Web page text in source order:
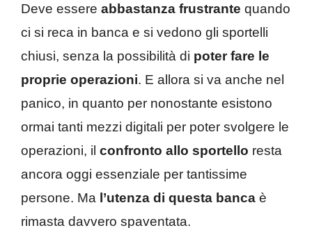
Deve essere abbastanza frustrante quando
ci si reca in banca e si vedono gli sportelli
chiusi, senza la possibilità di poter fare le
proprie operazioni. E allora si va anche nel
panico, in quanto per nonostante esistono
ormai tanti mezzi digitali per poter svolgere le
operazioni, il confronto allo sportello resta
ancora oggi essenziale per tantissime
persone. Ma l’utenza di questa banca è
rimasta davvero spaventata.